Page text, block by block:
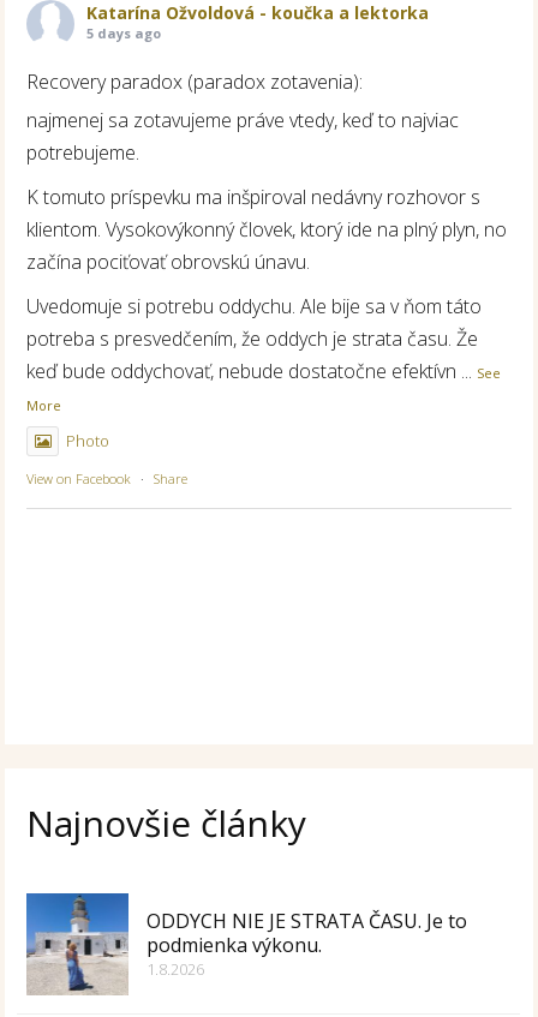
Katarína Ožvoldová - koučka a lektorka
5 days ago
Recovery paradox (paradox zotavenia):
najmenej sa zotavujeme práve vtedy, keď to najviac
potrebujeme.
K tomuto príspevku ma inšpiroval nedávny rozhovor s
klientom. Vysokovýkonný človek, ktorý ide na plný plyn, no
začína pociťovať obrovskú únavu.
Uvedomuje si potrebu oddychu. Ale bije sa v ňom táto
potreba s presvedčením, že oddych je strata času. Že
keď bude oddychovať, nebude dostatočne efektívn ... See
More
Photo
View on Facebook · Share
Najnovšie články
ODDYCH NIE JE STRATA ČASU. Je to
podmienka výkonu.
1.8.2026